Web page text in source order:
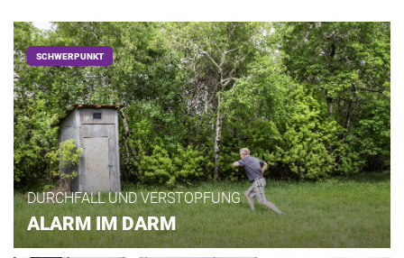
SCHWERPUNKT
DURCHFALL UND VERSTOPFUNG
ALARM IM DARM